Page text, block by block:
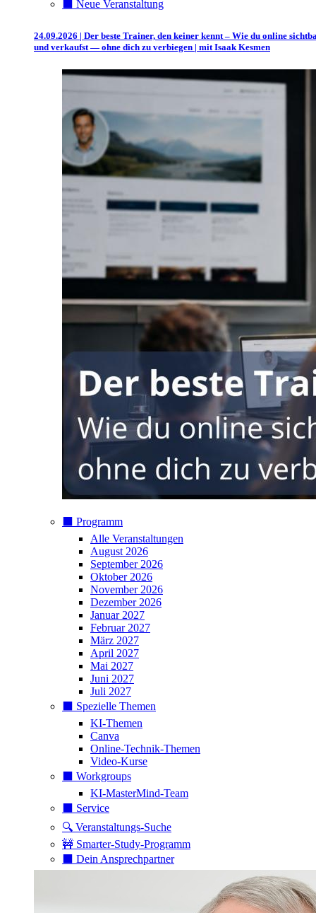
⬛️ Neue Veranstaltung
24.09.2026 | Der beste Trainer, den keiner kennt – Wie du online
und verkaufst — ohne dich zu verbiegen | mit Isaak Kesmen
⬛️ Programm
Alle Veranstaltungen
August 2026
September 2026
Oktober 2026
November 2026
Dezember 2026
Januar 2027
Februar 2027
März 2027
April 2027
Mai 2027
Juni 2027
Juli 2027
⬛️ Spezielle Themen
KI-Themen
Canva
Online-Technik-Themen
Video-Kurse
⬛️ Workgroups
KI-MasterMind-Team
⬛️ Service
🔍 Veranstaltungs-Suche
🚧 Smarter-Study-Programm
⬛️ Dein Ansprechpartner